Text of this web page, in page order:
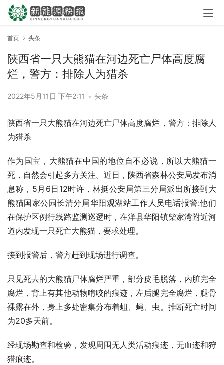
首页 头条
陕西省一只大熊猫在河边死亡尸体高度腐
烂，警方：排除人为猎杀
2022年5月11日 下午2:11 • 头条
陕西省一只大熊猫在河边死亡尸体高度腐烂，警方：排除人
为猎杀
作为国宝，大熊猫在中国的地位自不必说，所以大熊猫一
死，自然会引起多方关注。近日，陕西省森林公安局发布消
息称，5月6日12时许，林挺公安局第三分局派出所接到大
熊猫国家公园长清分局华阳观湖站工作人员电话报警:他们
在保护区例行线路监测巡逻时，在洋县华阳镇柴家湾附近河
道内发现一只死亡大熊猫，要求处理。
接到报警后，警方赶到现场进行调查。
只见死去的大熊猫尸体腐烂严重，部分皮毛脱落，内脏完全
腐烂，背上有其他动物啃咬的痕迹，左后腿完全腐烂，腿骨
裸露在外，身上多处密集分布着蛆、蝇、虫。推断死亡时间
为20多天前。
经现场勘查和检验，发现周围无人类活动痕迹，无血迹和狩
猎痕迹。